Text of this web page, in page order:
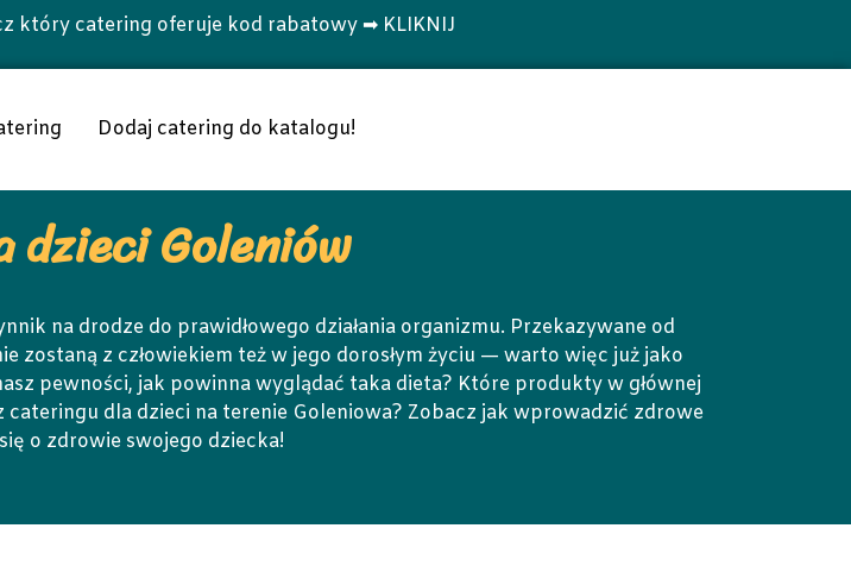
który catering oferuje kod rabatowy ➡ KLIKNIJ
Dodaj catering do katalogu!
Goleniów
na drodze do prawidłowego działania organizmu. Przekazywane od
zostaną z człowiekiem też w jego dorosłym życiu — warto więc już jako
pewności, jak powinna wyglądać taka dieta? Które produkty w głównej
dla dzieci na terenie Goleniowa? Zobacz jak wprowadzić zdrowe
o zdrowie swojego dziecka!